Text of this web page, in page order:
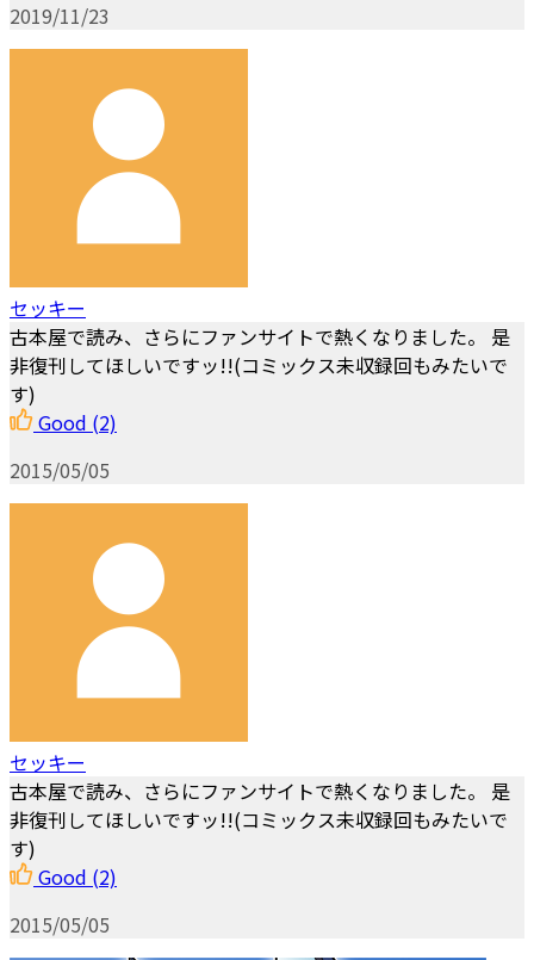
2019/11/23
セッキー
古本屋で読み、さらにファンサイトで熱くなりました。 是
非復刊してほしいですッ!!(コミックス未収録回もみたいで
す)
Good (2)
2015/05/05
セッキー
古本屋で読み、さらにファンサイトで熱くなりました。 是
非復刊してほしいですッ!!(コミックス未収録回もみたいで
す)
Good (2)
2015/05/05